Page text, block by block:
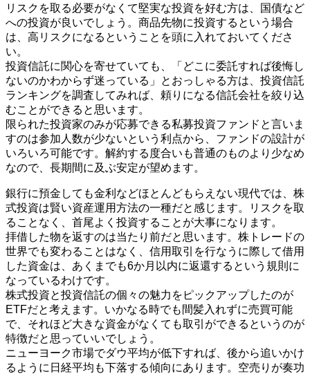
リスクを取る必要がなくて堅実な投資を好む方は、国債など
への投資が良いでしょう。商品先物に投資するという場合
は、高リスクになるということを頭に入れておいてくださ
い。
投資信託に関心を寄せていても、「どこに委託すれば後悔し
ないのかわからず迷っている」とおっしゃる方は、投資信託
ランキングを調査してみれば、頼りになる信託会社を絞り込
むことができると思います。
限られた投資家のみが応募できる私募投資ファンドと言いま
すのは参加人数が少ないという利点から、ファンドの設計が
いろいろ可能です。解約する度合いも普通のものより少なめ
なので、長期間に及ぶ安定が望めます。
銀行に預金しても金利などほとんどもらえない現代では、株
式投資は賢い資産運用方法の一種だと感じます。リスクを取
ることなく、首尾よく投資することが大事になります。
拝借した物を返すのは当たり前だと思います。株トレードの
世界でも変わることはなく、信用取引を行なうに際して借用
した資金は、あくまでも6か月以内に返還するという規則に
なっているわけです。
株式投資と投資信託の個々の魅力をピックアップしたのが
ETFだと考えます。いかなる時でも間髪入れずに売買可能
で、それほど大きな資金がなくても取引ができるというのが
特徴だと思っていいでしょう。
ニューヨーク市場でダウ平均が低下すれば、後から追いかけ
るように日経平均も下落する傾向にあります。空売りが奏功